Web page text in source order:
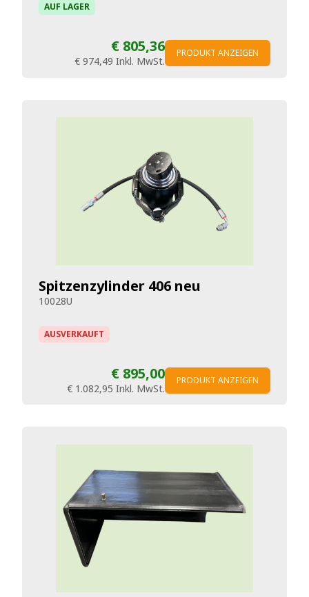
AUF LAGER
€ 805,36
€ 974,49 Inkl. MwSt.
PRODUKT ANZEIGEN
Spitzenzylinder 406 neu
10028U
AUSVERKAUFT
€ 895,00
€ 1.082,95 Inkl. MwSt.
PRODUKT ANZEIGEN